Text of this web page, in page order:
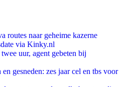
routes naar geheime kazerne
via Kinky.nl
uur, agent gebeten bij
gesneden: zes jaar cel en tbs voor